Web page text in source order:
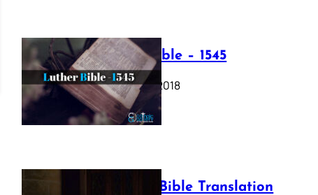
Luther Bible – 1545
October 17, 2018
Webster Bible Translation